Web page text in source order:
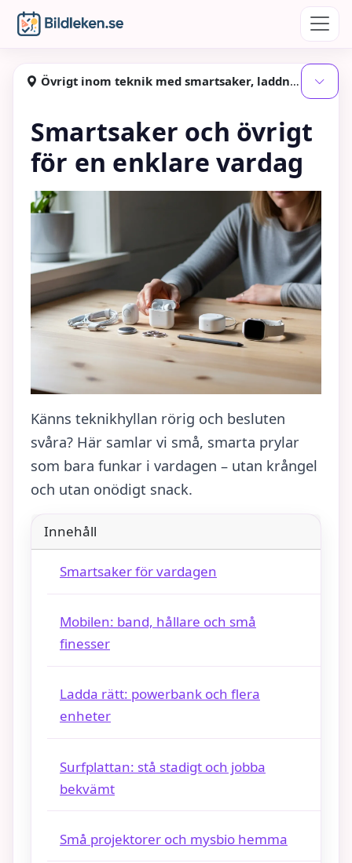
Hoppa till huvudinnehåll
Bildleken
Övrigt inom teknik med smartsaker, laddning och pryltips - med fokus på hemmet
Smartsaker och övrigt
för en enklare vardag
Känns teknikhyllan rörig och besluten
svåra? Här samlar vi små, smarta prylar
som bara funkar i vardagen – utan krångel
och utan onödigt snack.
Innehåll
Smartsaker för vardagen
Mobilen: band, hållare och små
finesser
Ladda rätt: powerbank och flera
enheter
Surfplattan: stå stadigt och jobba
bekvämt
Små projektorer och mysbio hemma